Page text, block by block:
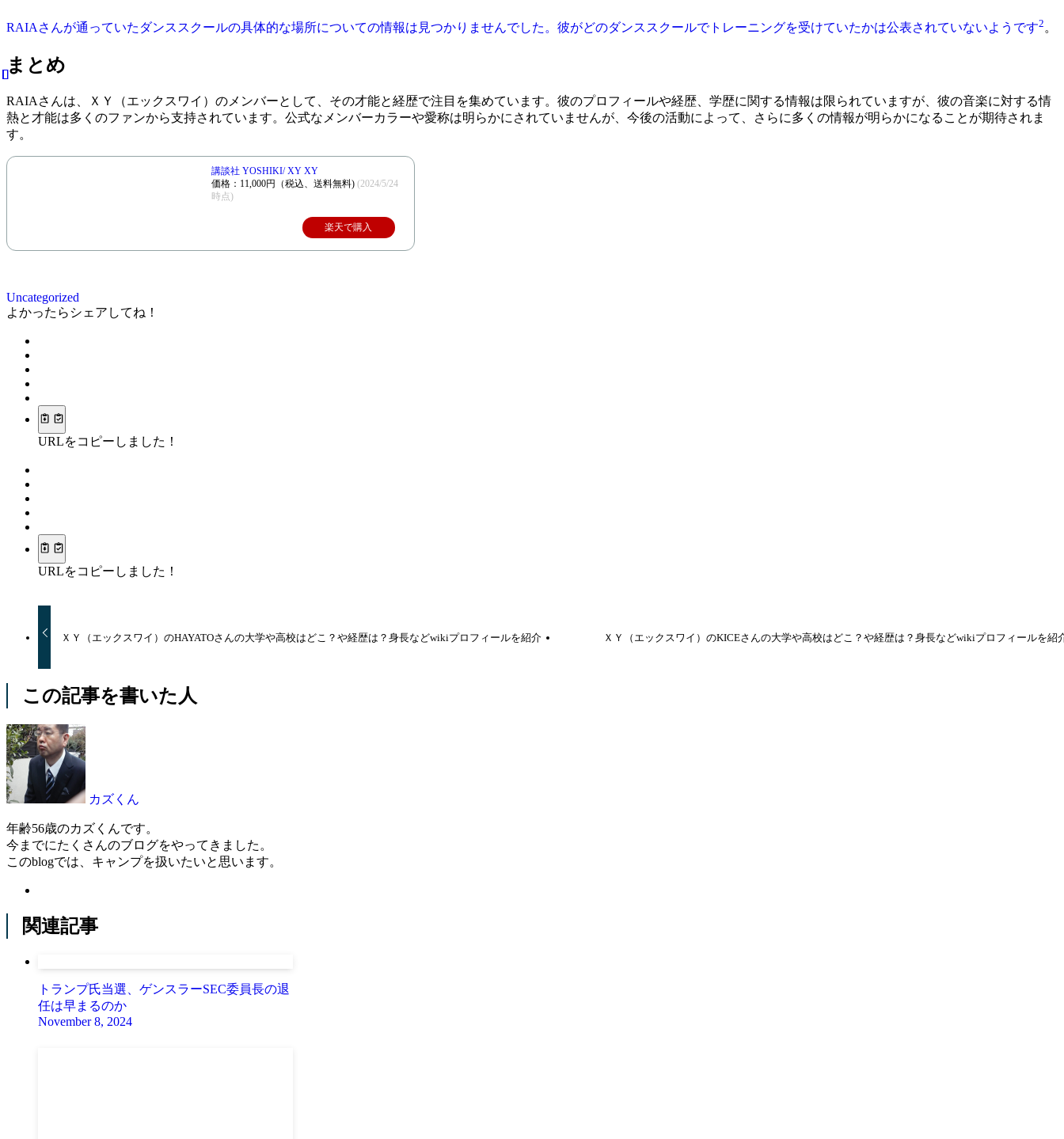
RAIAさんが通っていたダンススクールの具体的な場所についての情報は見つかりませんでした。彼がどのダンススクールでトレーニングを受けていたかは公表されていないようです2 。
まとめ
RAIAさんは、ＸＹ（エックスワイ）のメンバーとして、その才能と経歴で注目を集めています。彼のプロフィールや経歴、学歴に関する情報は限られていますが、彼の音楽に対する情
熱と才能は多くのファンから支持されています。公式なメンバーカラーや愛称は明らかにされていませんが、今後の活動によって、さらに多くの情報が明らかになることが期待されま
す。
講談社 YOSHIKI/ XY XY
価格：11,000円（税込、送料無料) (2024/5/24
時点)
楽天で購入
Uncategorized
よかったらシェアしてね！
URLをコピーしました！
URLをコピーしました！
ＸＹ（エックスワイ）のHAYATOさんの大学や高校はどこ？や経歴は？身長などwikiプロフィールを紹介 ＸＹ（エックスワイ）のKICEさんの大学や高校はどこ？や経歴は？身長などwikiプロフィールを紹
この記事を書いた人
カズくん
年齢56歳のカズくんです。
今までにたくさんのブログをやってきました。
このblogでは、キャンプを扱いたいと思います。
関連記事
トランプ氏当選、ゲンスラーSEC委員長の退
任は早まるのか
November 8, 2024